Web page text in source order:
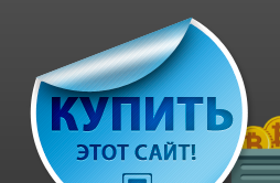
содержимому